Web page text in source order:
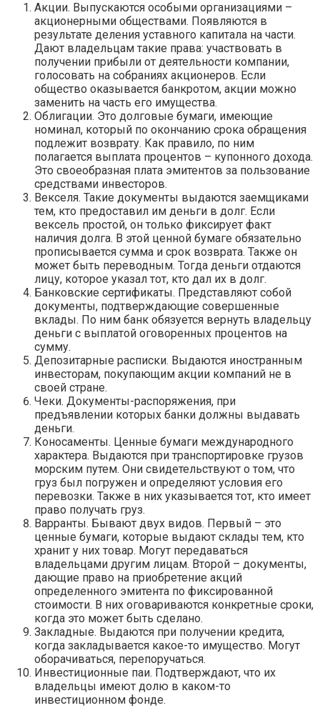
Акции. Выпускаются особыми организациями –
акционерными обществами. Появляются в
результате деления уставного капитала на части.
Дают владельцам такие права: участвовать в
получении прибыли от деятельности компании,
голосовать на собраниях акционеров. Если
общество оказывается банкротом, акции можно
заменить на часть его имущества.
Облигации. Это долговые бумаги, имеющие
номинал, который по окончанию срока обращения
подлежит возврату. Как правило, по ним
полагается выплата процентов – купонного дохода.
Это своеобразная плата эмитентов за пользование
средствами инвесторов.
Векселя. Такие документы выдаются заемщиками
тем, кто предоставил им деньги в долг. Если
вексель простой, он только фиксирует факт
наличия долга. В этой ценной бумаге обязательно
прописывается сумма и срок возврата. Также он
может быть переводным. Тогда деньги отдаются
лицу, которое указал тот, кто дал их в долг.
Банковские сертификаты. Представляют собой
документы, подтверждающие совершенные
вклады. По ним банк обязуется вернуть владельцу
деньги с выплатой оговоренных процентов на
сумму.
Депозитарные расписки. Выдаются иностранным
инвесторам, покупающим акции компаний не в
своей стране.
Чеки. Документы-распоряжения, при
предъявлении которых банки должны выдавать
деньги.
Коносаменты. Ценные бумаги международного
характера. Выдаются при транспортировке грузов
морским путем. Они свидетельствуют о том, что
груз был погружен и определяют условия его
перевозки. Также в них указывается тот, кто имеет
право получать груз.
Варранты. Бывают двух видов. Первый – это
ценные бумаги, которые выдают склады тем, кто
хранит у них товар. Могут передаваться
владельцами другим лицам. Второй – документы,
дающие право на приобретение акций
определенного эмитента по фиксированной
стоимости. В них оговариваются конкретные сроки,
когда это может быть сделано.
Закладные. Выдаются при получении кредита,
когда закладывается какое-то имущество. Могут
оборачиваться, перепоручаться.
Инвестиционные паи. Подтверждают, что их
владельцы имеют долю в каком-то
инвестиционном фонде.